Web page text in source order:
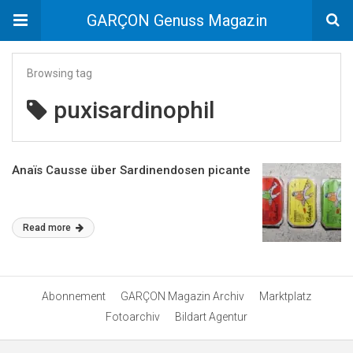
GARÇON Genuss Magazin
Browsing tag
puxisardinophil
Anaïs Causse über Sardinendosen picante
Read more
Abonnement GARÇON Magazin Archiv
Marktplatz
Fotoarchiv
Bildart Agentur